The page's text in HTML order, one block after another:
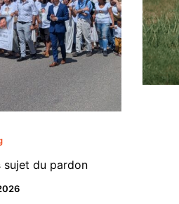
sujet du pardon